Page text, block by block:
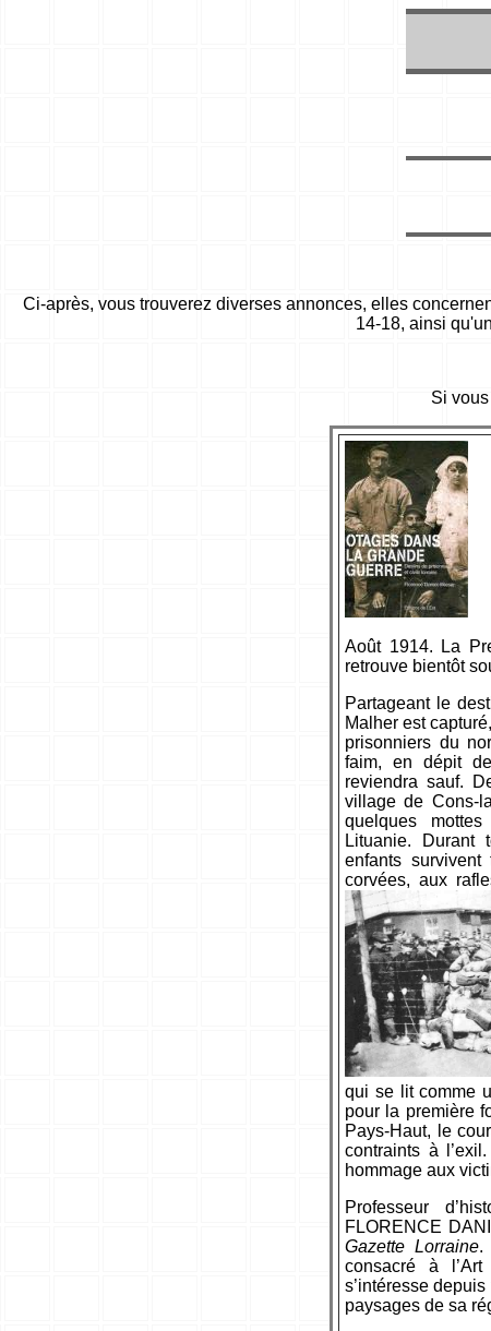
Ci-après, vous trouverez diverses annonces, elles
14-18, ainsi
Si
Août 1914. La
retrouve bientôt
Partageant le
Malher est
prisonniers du
faim, en dépit
reviendra sauf.
village de Cons-
quelques
Lituanie.
enfants
corvées, aux
qui se lit comme
pour la première
Pays-Haut, le
contraints à
hommage aux
Professeur
FLORENCE
Gazette Lorraine.
consacré à l’Art
s’intéresse
paysages de sa